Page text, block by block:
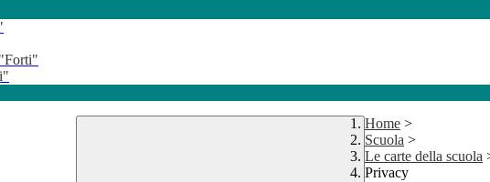
Home >
Scuola >
Le carte della scuola
Privacy